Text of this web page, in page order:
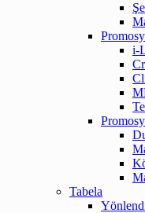
i-
Tabela